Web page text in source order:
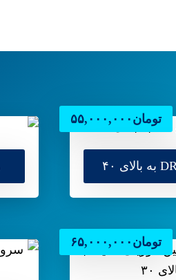
تومان ۵۵,۰۰۰,۰۰۰
تومان ۶۵,۰۰۰,۰۰۰